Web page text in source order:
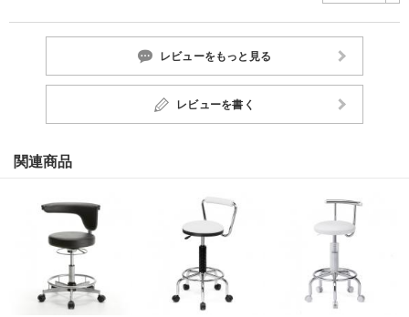
レビューをもっと見る
レビューを書く
関連商品